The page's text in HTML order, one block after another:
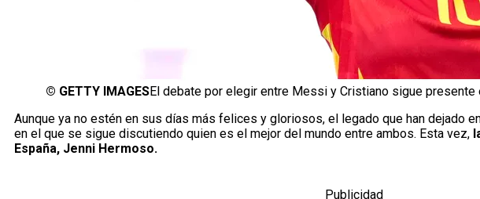
© GETTY IMAGESEl debate por elegir entre Messi y Cristiano sigue
Aunque ya no estén en sus días más felices y gloriosos, el legado que han dejado
en el que se sigue discutiendo quien es el mejor del mundo entre ambos. Esta vez,
España, Jenni Hermoso.
Publicidad